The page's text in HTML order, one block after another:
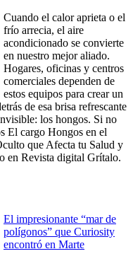
Cuando el calor aprieta o el
frío arrecia, el aire
acondicionado se convierte
en nuestro mejor aliado.
Hogares, oficinas y centros
comerciales dependen de
estos equipos para crear un
de esa brisa refrescante
los hongos. Si no
El cargo Hongos en el
que Afecta tu Salud y
en Revista digital Grítalo.
El impresionante “mar de
polígonos” que Curiosity
encontró en Marte